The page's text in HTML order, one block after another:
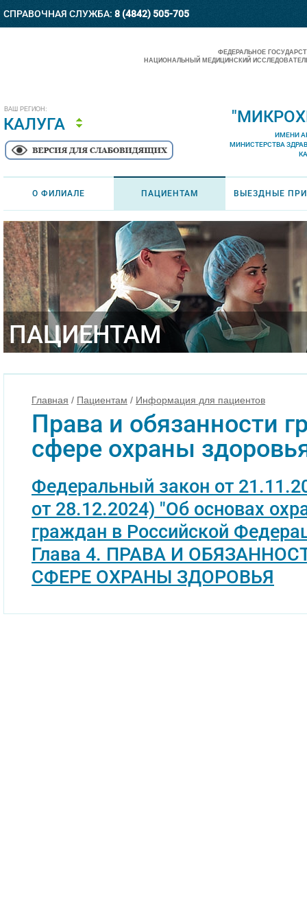
СПРАВОЧНАЯ СЛУЖБА: 8 (4842) 505-705
ВАШ РЕГИОН:
КАЛУГА
ФЕДЕРАЛЬНОЕ
НАЦИОНАЛЬНЫЙ МЕДИЦИНСКИЙ
ИМЕНИ
МИНИСТЕРСТВА
О ФИЛИАЛЕ ПАЦИЕНТАМ ВЫЕЗДНЫЕ
ПАЦИЕНТАМ
Главная / Пациентам / Информация для пациентов
Права и обязанности
сфере охраны
Федеральный закон от
от 28.12.2024) "Об основах
граждан в Российской
Глава 4. ПРАВА И
СФЕРЕ ОХРАНЫ ЗДОРОВЬЯ